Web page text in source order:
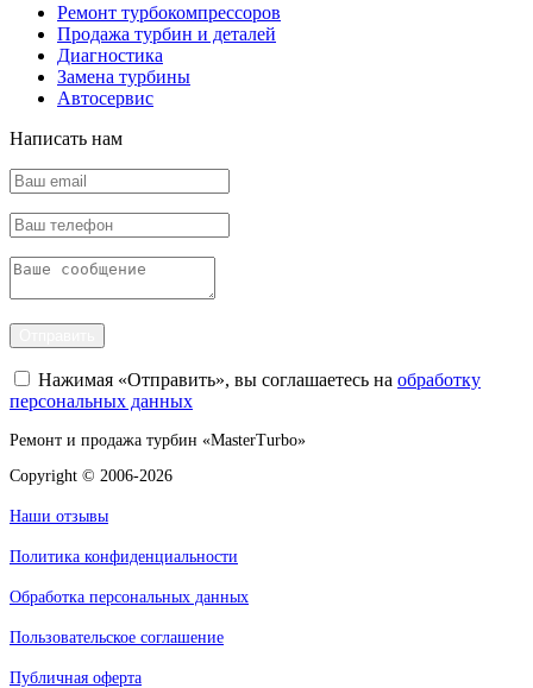
Ремонт турбокомпрессоров
Продажа турбин и деталей
Диагностика
Замена турбины
Автосервис
Написать нам
Нажимая «Отправить», вы соглашаетесь на обработку
персональных данных
Ремонт и продажа турбин «MasterTurbo»
Copyright © 2006-2026
Наши отзывы
Политика конфиденциальности
Обработка персональных данных
Пользовательское соглашение
Публичная оферта